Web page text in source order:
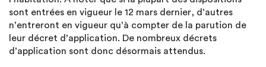
sont entrées en vigueur le 12 mars dernier, d’autres
n’entreront en vigueur qu’à compter de la parution de
leur décret d’application. De nombreux décrets
d’application sont donc désormais attendus.